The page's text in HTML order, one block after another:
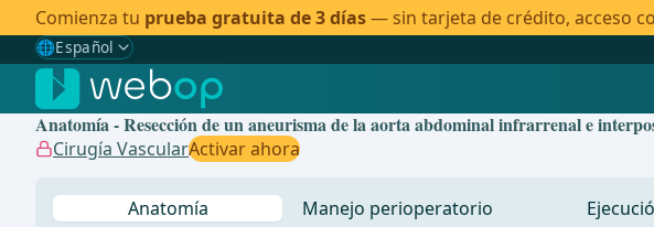
Comienza tu prueba gratuita de 3 días— sin tarjeta de crédito, acceso
🌐Español
Gewählte Sprache: Español
🇩🇪 Alemán
🇬🇧Inglés
Anatomía - Resección de un aneurisma de la aorta abdominal infrarrenal e
Cirugía VascularActivar ahora
Anatomía Manejo perioperatorio